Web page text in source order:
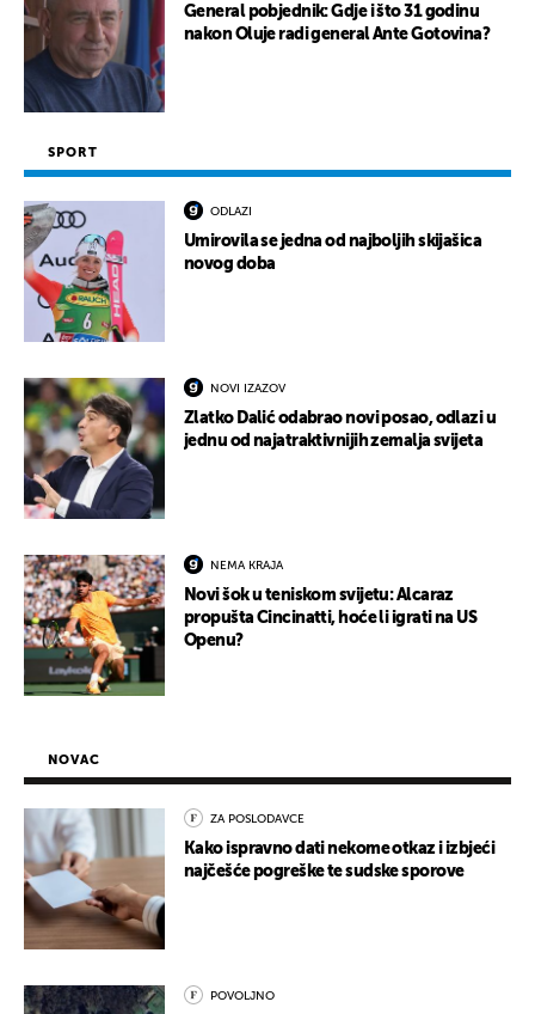
General pobjednik: Gdje i što 31 godinu
nakon Oluje radi general Ante Gotovina?
SPORT
ODLAZI
Umirovila se jedna od najboljih skijašica
novog doba
NOVI IZAZOV
Zlatko Dalić odabrao novi posao, odlazi u
jednu od najatraktivnijih zemalja svijeta
NEMA KRAJA
Novi šok u teniskom svijetu: Alcaraz
propušta Cincinatti, hoće li igrati na US
Openu?
NOVAC
ZA POSLODAVCE
Kako ispravno dati nekome otkaz i izbjeći
najčešće pogreške te sudske sporove
POVOLJNO